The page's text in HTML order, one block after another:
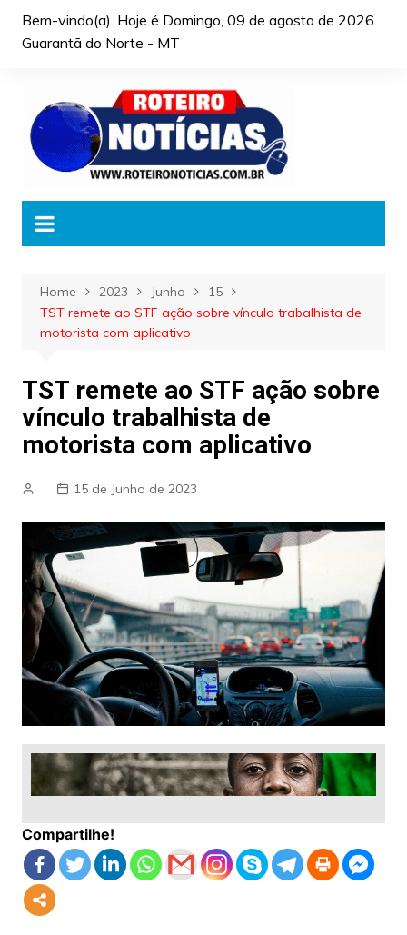
Bem-vindo(a). Hoje é Domingo, 09 de agosto de 2026
Guarantã do Norte - MT
Home 2023 Junho
15
TST remete ao STF ação sobre vínculo trabalhista de
motorista com aplicativo
TST remete ao STF ação sobre
vínculo trabalhista de
motorista com aplicativo
15 de Junho de 2023
Compartilhe!